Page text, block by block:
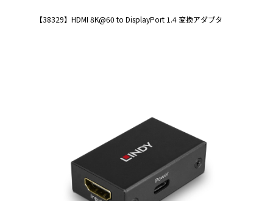
【38329】HDMI 8K@60 to DisplayPort 1.4 変換アダプタ